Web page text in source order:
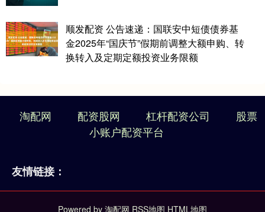
顺发配资 公告速递：国联安中短债债券基
金2025年“国庆节”假期前调整大额申购、转
换转入及定期定额投资业务限额
淘配网 配资股网 杠杆配资公司
股票
小账户配资平台
友情链接：
Powered by 淘配网 RSS地图 HTML地图